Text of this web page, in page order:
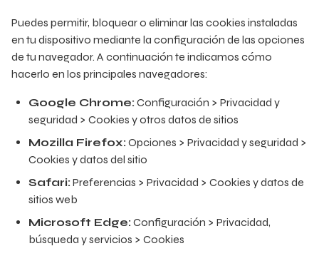
Puedes permitir, bloquear o eliminar las cookies instaladas
en tu dispositivo mediante la configuración de las opciones
de tu navegador. A continuación te indicamos cómo
hacerlo en los principales navegadores:
Google Chrome: Configuración > Privacidad y
seguridad > Cookies y otros datos de sitios
Mozilla Firefox: Opciones > Privacidad y seguridad >
Cookies y datos del sitio
Safari: Preferencias > Privacidad > Cookies y datos de
sitios web
Microsoft Edge: Configuración > Privacidad,
búsqueda y servicios > Cookies